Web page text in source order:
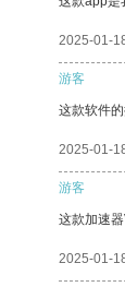
2025-01-
游客
这款软件
2025-01-
游客
这款加速
2025-01-